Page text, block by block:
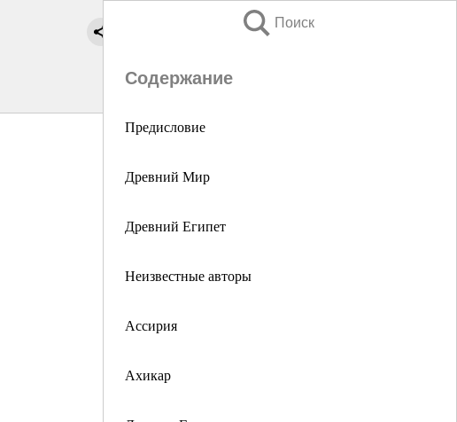
Поиск
Содержание
Предисловие
Древний Мир
Древний Египет
Неизвестные авторы
Ассирия
Ахикар